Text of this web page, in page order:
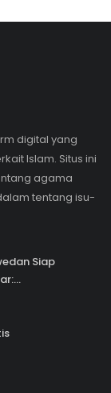
digital yang
Islam. Situs ini
agama
tentang isu-
Siap